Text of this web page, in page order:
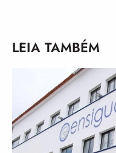
LEIA TAMBÉM